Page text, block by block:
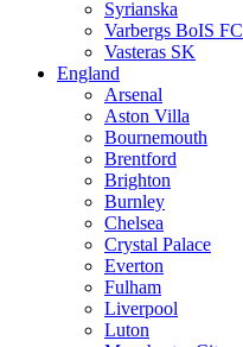
Syrianska
Varbergs BoIS FC
Vasteras SK
England
Arsenal
Aston Villa
Bournemouth
Brentford
Brighton
Burnley
Chelsea
Crystal Palace
Everton
Fulham
Liverpool
Luton